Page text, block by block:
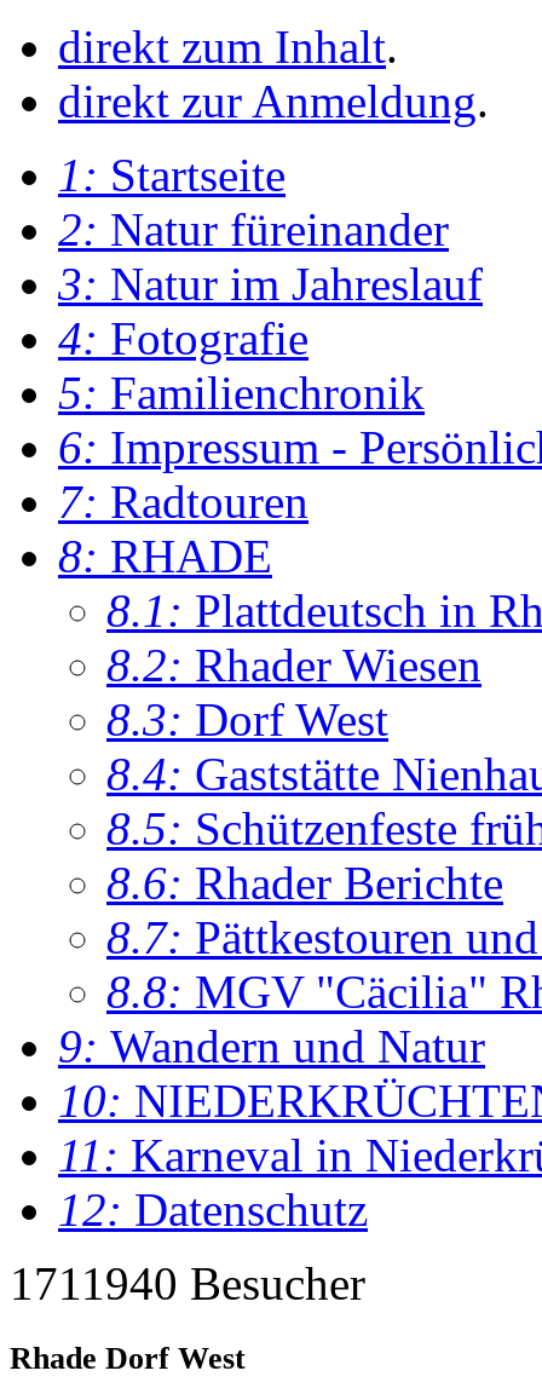
direkt zum Inhalt.
direkt zur Anmeldung.
1: Startseite
2: Natur füreinander
3: Natur im Jahreslauf
4: Fotografie
5: Familienchronik
6: Impressum -
7: Radtouren
8: RHADE
8.1: Plattdeutsch in
8.2: Rhader Wiesen
8.3: Dorf West
8.4: Gaststätte
8.5: Schützenfeste
8.6: Rhader Berichte
8.7: Pättkestouren
8.8: MGV "Cäcilia"
9: Wandern und Natur
10:
11: Karneval in
12: Datenschutz
1711940 Besucher
Rhade Dorf West